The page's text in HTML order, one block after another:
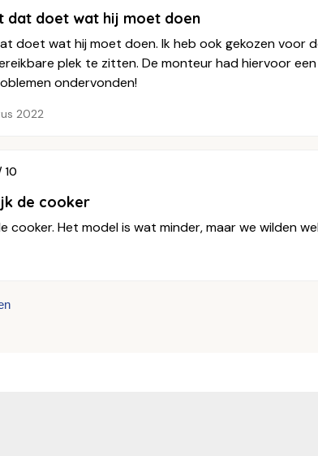
dat doet wat hij moet doen
doet wat hij moet doen. Ik heb ook gekozen voor
plek te zitten. De monteur had hiervoor
ondervonden!
2022
10
de cooker
cooker. Het model is wat minder, maar we wilden